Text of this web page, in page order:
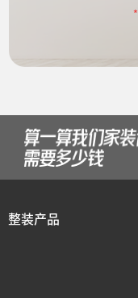
*
整装产品